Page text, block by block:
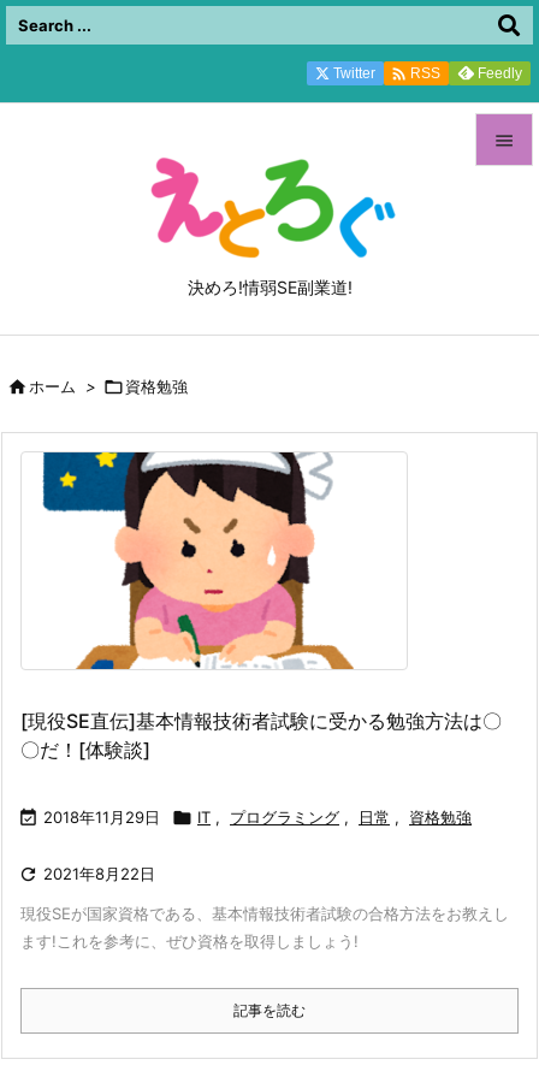
決めろ!情弱SE副業道!

前へ

Twitter  RSS Feedly
ホーム > 資格勉強
[現役SE直伝]基本情報技術者試験に受かる勉強方法は〇
〇だ！[体験談]
 2018年11月29日  IT , プログラミング , 日常 , 資格勉強
 2021年8月22日
現役SEが国家資格である、基本情報技術者試験の合格方法をお教えし
ます! これを参考に、ぜひ資格を取得しましょう!
記事を読む